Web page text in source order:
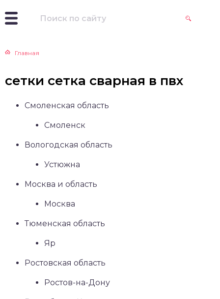
Главная
сетки сетка сварная в пвх
Смоленская область
Смоленск
Вологодская область
Устюжна
Москва и область
Москва
Тюменская область
Яр
Ростовская область
Ростов-на-Дону